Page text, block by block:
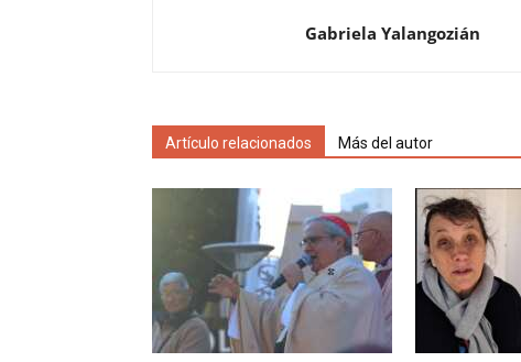
Gabriela Yalangozián
Artículo relacionados Más del autor